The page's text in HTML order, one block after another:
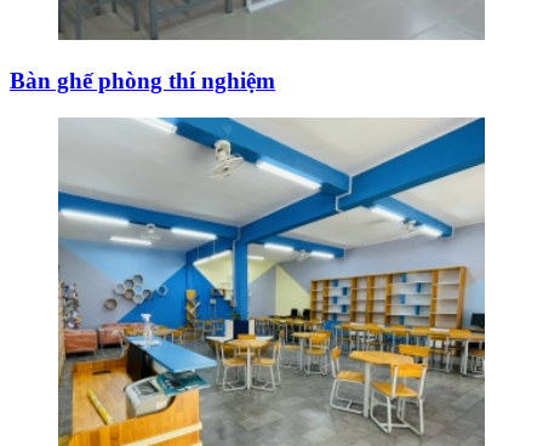
Bàn ghế phòng thí nghiệm